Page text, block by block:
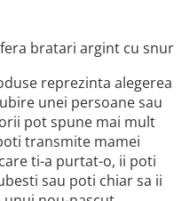
bratari argint cu snur
reprezinta alegerea
unei persoane sau
pot spune mai mult
transmite mamei
ti-a purtat-o, ii poti
sau poti chiar sa ii